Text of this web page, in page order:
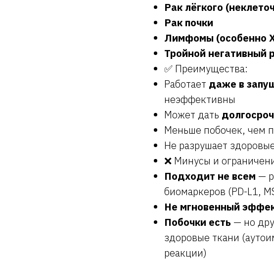
Рак лёгкого
Рак почки
Лимфомы (особенно
Тройной негативный
✅ Преимущества:
Работает даже в
неэффективны
Может дать
Меньше побочек, чем
Не разрушает
❌ Минусы и
Подходит не всем —
биомаркеров (PD-L1,
Не мгновенный
Побочки есть — но
здоровые ткани
реакции)